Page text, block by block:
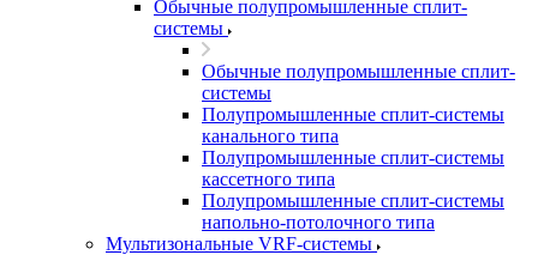
Обычные полупромышленные сплит-
системы
Обычные полупромышленные сплит-
системы
Полупромышленные сплит-системы
канального типа
Полупромышленные сплит-системы
кассетного типа
Полупромышленные сплит-системы
напольно-потолочного типа
Мультизональные VRF-системы